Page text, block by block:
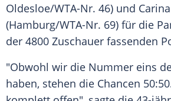
Oldesloe/WTA-Nr. 46) und
(Hamburg/WTA-Nr. 69) für die
der 4800 Zuschauer fassenden
"Obwohl wir die Nummer eins
haben, stehen die Chancen